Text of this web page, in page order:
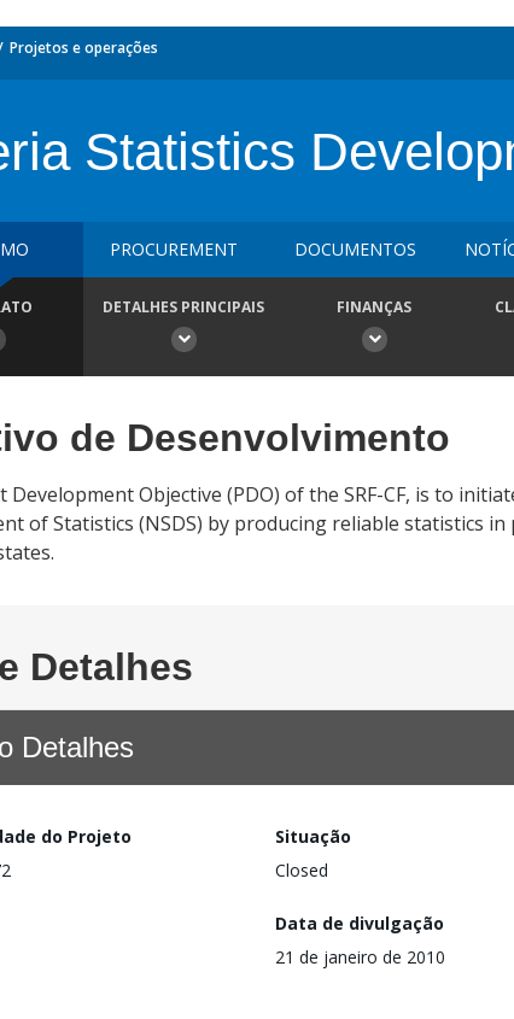
Projetos e operações
Statistics
PROCUREMENT DOCUMENTOS
DETALHES PRINCIPAIS FINANÇAS
de Desenvolvimento
Development Objective (PDO) of the SRF-CF, is to
of Statistics (NSDS) by producing reliable statistics
Detalhes
Detalhes
do Projeto
Situação
Closed
Data de divulgação
21 de janeiro de 2010